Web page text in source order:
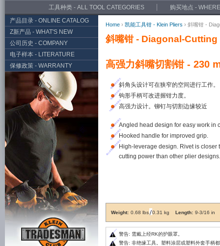
Home › 凯能工具钳 - Klein Pliers › 斜嘴钳 -
斜嘴钳 - Diagonal-
高强力斜嘴切割钳 - 230
斜角头设计可在狭窄的空间进行工作。
钩形手柄可改进握钳力度。
高强力设计。铆钉与切割边缘较近
Angled head design for easy work in
Hooked handle for improved grip.
High-leverage design. Rivet is closer
cutting power than other plier designs.
Weight: 0.68 lbs 0.31 kg Length: 9-3/16 in
警告: 需戴上经RK的护眼罩。
警告: 非绝缘工具。塑料涂层或塑料外套手柄
工具种类 - ALL TOOL CATEGORIES
购买地点 -
产品目录 - ONLINE CATALOG
Z新产品 - WHAT'S NEW
公司历史 - COMPANY
电子样本 - LITERATURE
保修政策 - WARRANTY